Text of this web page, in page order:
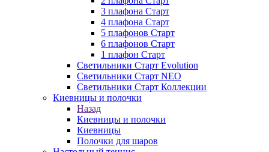
3 плафона Старт
4 плафона Старт
5 плафонов Старт
6 плафонов Старт
1 плафон Старт
Светильники Старт Evolution
Светильники Старт NEO
Светильники Старт Коллекции
Киевницы и полочки
Назад
Киевницы и полочки
Киевницы
Полочки для шаров